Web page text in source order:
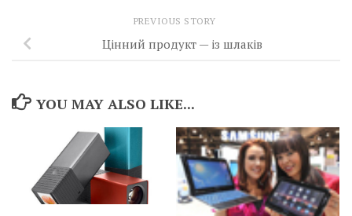
PREVIOUS STORY
Цінний продукт — із шлаків
YOU MAY ALSO LIKE...